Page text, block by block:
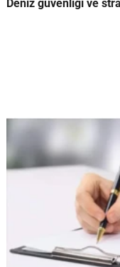
Deniz güvenliği ve